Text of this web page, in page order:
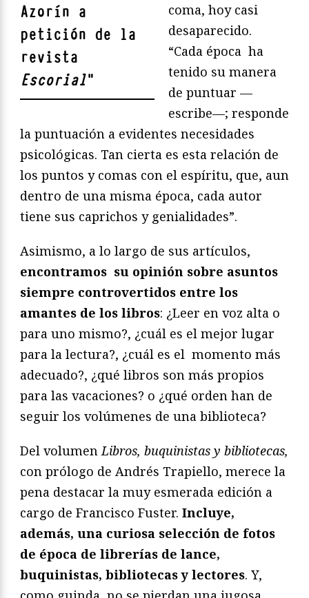
Azorín a
petición de la
revista
Escorial"
coma, hoy casi
desaparecido.
“Cada época ha
tenido su manera
de puntuar —
escribe—; responde
la puntuación a evidentes necesidades
psicológicas. Tan cierta es esta relación de
los puntos y comas con el espíritu, que, aun
dentro de una misma época, cada autor
tiene sus caprichos y genialidades”.
Asimismo, a lo largo de sus artículos,
encontramos su opinión sobre asuntos
siempre controvertidos entre los
amantes de los libros: ¿Leer en voz alta o
para uno mismo?, ¿cuál es el mejor lugar
para la lectura?, ¿cuál es el momento más
adecuado?, ¿qué libros son más propios
para las vacaciones? o ¿qué orden han de
seguir los volúmenes de una biblioteca?
Del volumen Libros, buquinistas y bibliotecas,
con prólogo de Andrés Trapiello, merece la
pena destacar la muy esmerada edición a
cargo de Francisco Fuster. Incluye,
además, una curiosa selección de fotos
de época de librerías de lance,
buquinistas, bibliotecas y lectores. Y,